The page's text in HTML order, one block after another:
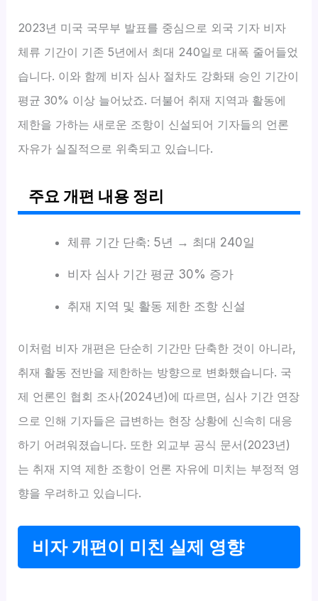
2023년 미국 국무부 발표를 중심으로 외국 기자 비자
체류 기간이 기존 5년에서 최대 240일로 대폭 줄어들었
습니다. 이와 함께 비자 심사 절차도 강화돼 승인 기간이
평균 30% 이상 늘어났죠. 더불어 취재 지역과 활동에
제한을 가하는 새로운 조항이 신설되어 기자들의 언론
자유가 실질적으로 위축되고 있습니다.
주요 개편 내용 정리
체류 기간 단축: 5년 → 최대 240일
비자 심사 기간 평균 30% 증가
취재 지역 및 활동 제한 조항 신설
이처럼 비자 개편은 단순히 기간만 단축한 것이 아니라,
취재 활동 전반을 제한하는 방향으로 변화했습니다. 국
제 언론인 협회 조사(2024년)에 따르면, 심사 기간 연장
으로 인해 기자들은 급변하는 현장 상황에 신속히 대응
하기 어려워졌습니다. 또한 외교부 공식 문서(2023년)
는 취재 지역 제한 조항이 언론 자유에 미치는 부정적 영
향을 우려하고 있습니다.
비자 개편이 미친 실제 영향